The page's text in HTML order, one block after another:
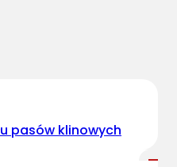
pasów klinowych